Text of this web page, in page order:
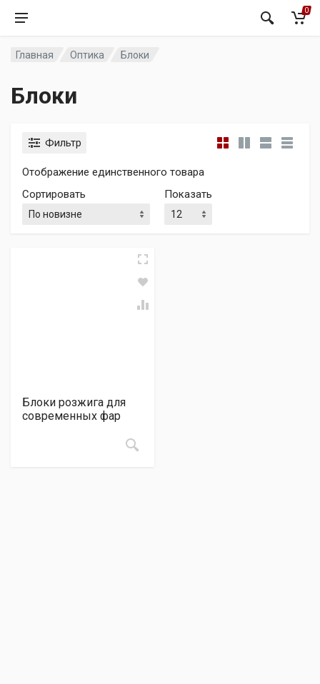
0
Главная Оптика Блоки
Блоки
Фильтр
Отображение единственного товара
Сортировать
Показать
Блоки розжига для
современных фар